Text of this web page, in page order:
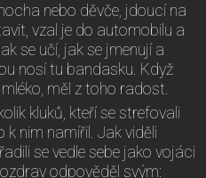
nebo děvče, jdoucí na
vzal je do automobilu a
se učí, jak se jmenují a
nosí tu bandasku. Když
měl z toho radost.
kluků, kteří se strefovali
nim namířil. Jak viděli
se vedle sebe jako vojáci
odpověděl svým: